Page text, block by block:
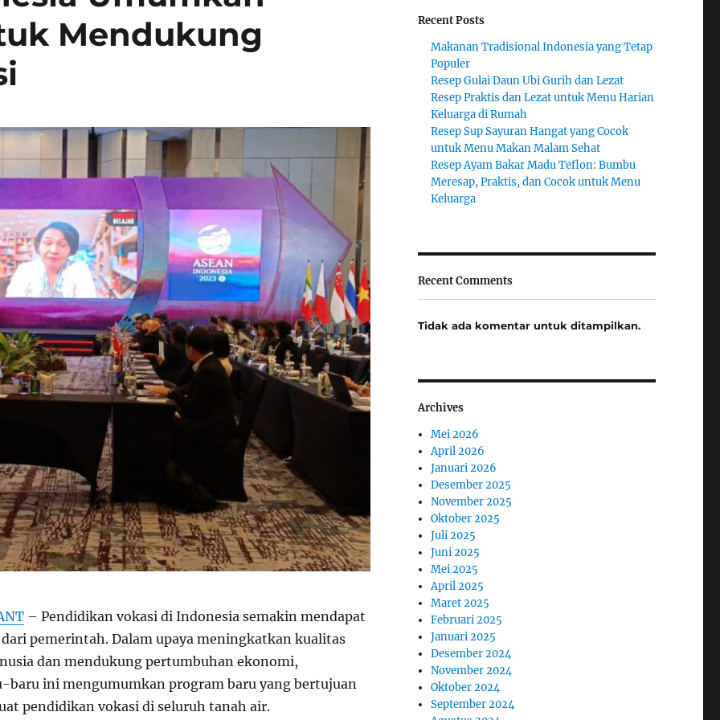
Mendukung
– Pendidikan vokasi di Indonesia semakin mendapat
pemerintah. Dalam upaya meningkatkan kualitas
dan mendukung pertumbuhan ekonomi,
baru ini mengumumkan program baru yang bertujuan
pendidikan vokasi di seluruh tanah air.
Recent Posts
Makanan Tradisional Indonesia yang Tetap
Populer
Resep Gulai Daun Ubi Gurih dan Lezat
Resep Praktis dan Lezat untuk Menu Harian
Keluarga di Rumah
Resep Sup Sayuran Hangat yang Cocok
untuk Menu Makan Malam Sehat
Resep Ayam Bakar Madu Teflon: Bumbu
Meresap, Praktis, dan Cocok untuk Menu
Keluarga
Recent Comments
Tidak ada komentar untuk ditampilkan.
Archives
Mei 2026
April 2026
Januari 2026
Desember 2025
November 2025
Oktober 2025
Juli 2025
Juni 2025
Mei 2025
April 2025
Maret 2025
Februari 2025
Januari 2025
Desember 2024
November 2024
Oktober 2024
September 2024